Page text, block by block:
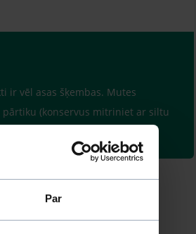
Par
ir vēl asas šķembas. Mutes
(konservus mitriniet ar siltu